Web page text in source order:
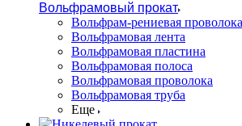
Вольфрамовый прокат
Вольфрам-рениевая проволока
Вольфрамовая лента
Вольфрамовая пластина
Вольфрамовая полоса
Вольфрамовая проволока
Вольфрамовая труба
Еще